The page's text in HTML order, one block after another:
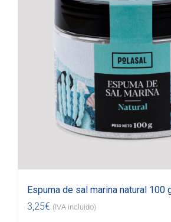
Espuma de sal marina natural 100
3,25€ (IVA incluido)